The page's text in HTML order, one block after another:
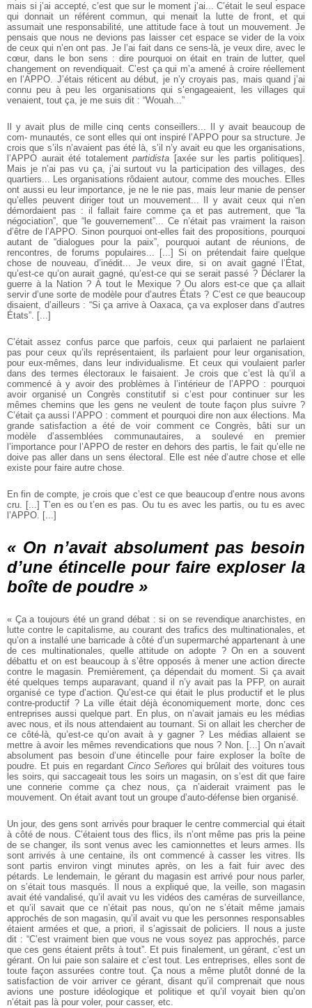
mais si j’ai accepté, c’est que sur le moment j’ai... C’était le seul espace
qui donnait unréférent commun, qui menait la lutte de front, et qui
assumait une responsabilité,
une attitude face à tout un mouvement. Je
pensais que nous ne devions pas laisser cet espace se vider de la voix
de ceux qui n’en ont pas. Je l’ai fait dans ce sens-là, je veux dire, avec le
cœur, dans le bon sens : dire pourquoi on était en train de lutter, quel
changement on revendiquait. C’est ça qui m’a amené à croire réellement
en l’APPO. J’étais réticent au début, je n’y croyais pas, mais quand j’ai
connu peu à peu les organisations qui s’engageaient, les villages qui
venaient, tout ça, je me suis dit : “Wouah...”
Il y avait plus de mille cinq cents conseillers... Il y avait beaucoup de
com- munautés, ce sont elles qui ont inspiré l’APPO pour sa structure. Je
crois que s’ils n’avaient pas été là, s’il n’y avait eu que les organisations,
l’APPO auraitété totalementpartidista [axée sur les partis politiques].
Mais je n’ai pas vu ça,
j’ai surtout vu la participation des villages, des
quartiers... Les organisations rôdaient autour, comme des mouches. Elles
ont aussi eu leur importance, je ne lenie pas, mais leur manie de penser
qu’elles peuvent diriger tout un mouvement...
Il y avait ceux qui n’en
démordaient pas : il fallait faire comme ça et pas autrement,
que “la
négociation”, que “le gouvernement”... Ce n’était pas vraiment la raison
d’être de l’APPO. Sinon pourquoi ont-elles fait des propositions, pourquoi
autant de “dialogues pour la paix”, pourquoi autant de réunions, de
rencontres,
de forums populaires... [...] Si on prétendait faire quelque
chose de nouveau,
d’inédit... Je veux dire, si on avait gagné l’État,
qu’est-ce qu’on aurait gagné, qu’est-ce qui se serait passé ? Déclarer la
guerre à la Nation ? À tout le Mexique ?Ou alors est-ce que ça allait
servir d’une sorte de modèle pour d’autres États ? C’est ce que beaucoup
disaient, d’ailleurs : “Si ça arrive à Oaxaca, ça va exploserdans d’autres
États”. [...]
C’était assez confus parce que parfois, ceux qui parlaient ne parlaient
pas pour ceux qu’ils représentaient, ils parlaient pour leur organisation,
pour eux-mêmes,
dans leur individualisme. Et ceux qui voulaient parler
dans des termes électoraux le faisaient. Je crois que c’est là qu’il a
commencé à y avoir des problèmes à l’intérieur de l’APPO : pourquoi
avoir organisé un Congrès constitutif si c’est pourcontinuer sur les
mêmes chemins que les gens ne veulent de toute façon plus suivre ?
C’était ça aussi l’APPO : comment et pourquoi dire non aux élections.
Ma
grande satisfaction a été de voir comment ce Congrès, bâti sur un
modèle d’assemblées communautaires, a soulevé en premier
l’importance pour l’APPO de rester en dehors des partis, le fait qu’elle ne
doive pas aller dans un sens électoral. Elle est née d’autre chose et elle
existe pour faire autre chose.
En fin de compte, je crois que c’est ce que beaucoup d’entre nous avons
cru. [...] T’en es ou t’en es pas. Ou tu es avec les partis, ou tu es avec
l’APPO. [...]
« On n’avait absolument pas besoin
d’une étincelle pour faire exploser la
boîte de poudre »
« Ça a toujours été un grand débat : si on se revendique anarchistes, en
lutte contre le capitalisme, au courant des trafics des multinationales, et
qu’on a installéune barricade à côté d’un supermarché appartenant à une
de ces multinationales,
quelle attitude on adopte ? On en a souvent
débattu et on est beaucoup à s’être opposés à mener une action directe
contre le magasin. Premièrement, ça dépendaitdu moment. Si ça avait
été quelques temps auparavant, quand il n’y avait pas la PFP, on aurait
organisé ce type d’action. Qu’est-ce qui était le plus productif et le plus
contre-productif ? La ville était déjà économiquement morte, donc ces
entreprises aussi quelque part. En plus, on n’avait jamais eu les médias
avec nous, et ils nous attendaient au tournant. Si on allait les chercher de
ce côté-là, qu’est-ce qu’on avait à y gagner ? Les médias allaient se
mettre à avoir les mêmes revendications que nous ? Non. [...] On n’avait
absolument pas besoin d’une étincelle pour faire exploser la boîte de
poudre. Et puis en regardant Cinco Señores qui brûlait des voitures tous
les soirs, qui saccageait tous les soirs un magasin, on s’est dit que faire
une connerie comme ça chez nous, ça n’aideraitvraiment pas le
mouvement. On était avant tout un groupe d’auto-défense bien organisé.
Un jour, des gens sont arrivés pour braquer le centre commercial qui était
à côté de nous. C’étaient tous des flics, ils n’ont même pas pris la peine
de se changer, ils sont venus avec les camionnettes et leurs armes. Ils
sont arrivés àune centaine, ils ont commencé à casser les vitres. Ils
sont partis environ vingt minutes après, on les a fait fuir avec des
pétards. Le lendemain, le gérant dumagasin est arrivé pour nous parler,
on s’était tous masqués. Il nous a expliquéque, la veille, son magasin
avait été vandalisé, qu’il avait vu les vidéos des caméras de surveillance,
et qu’il savait que ce n’était pas nous, qu’on nes’était même jamais
approchés de son magasin, qu’il avait vu que les personnes responsables
étaient armées et que, a priori, il s’agissait de policiers. Il nous a juste
dit : “C’est vraiment bien que vous ne vous soyez pas approchés, parce
que ces gens étaient prêts à tout”. Et puis finalement, un gérant, c’est un
gérant. On lui paie son salaire et c’est tout. Les entreprises, elles sont de
toute façon assurées contre tout. Ça nous a même plutôt donné de la
satisfaction devoir arriver ce gérant, disant qu’il comprenait que nous
avions une postureidéologique et politique et qu’il voyait bien qu’on
n’était pas là pour voler, pour casser, etc.